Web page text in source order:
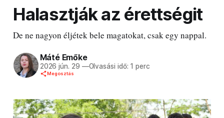
Halasztják az érettségit
De ne nagyon éljétek bele magatokat, csak egy nappal.
Máté Emőke
2026 jún. 29 —Olvasási idő: 1 perc
Megosztás